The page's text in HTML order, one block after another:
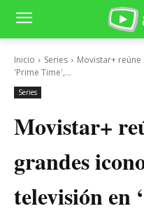
Inicio Series
Movistar+
'Prime Time',...
Series
Movistar+
grandes
televisión en